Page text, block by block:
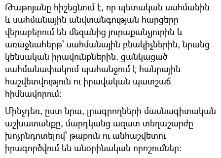
Թաթոյանը հիշեցնում է, որ պետական սահմանին
և սահմանային անվտանգության հարցերը
վերաբերում են մեզանից յուրաքանչյուրին և
առաջնահերթ՝ սահմանային բնակիչներին, նրանց
կենսական իրավունքներին. ցանկացած
սահմանափակում պահանջում է հանրային
հաշվետվություն ու իրավական պատշաճ
հիմնավորում:
Մինչդեռ, ըստ նրա, լրագրողների մասնագիտական
աշխատանքը, մարդկանց ազատ տեղաշարժը
խոչընդոտելով՝ թաքուն ու անհաշվետու
իրագործվում են անօրինական որոշումներ։